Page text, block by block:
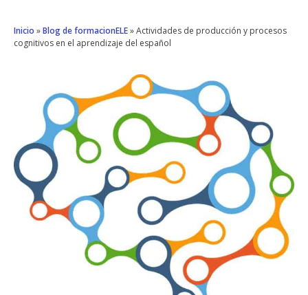
Inicio »Blog de formacionELE»Actividades de producción y procesos
cognitivos en el aprendizaje del español